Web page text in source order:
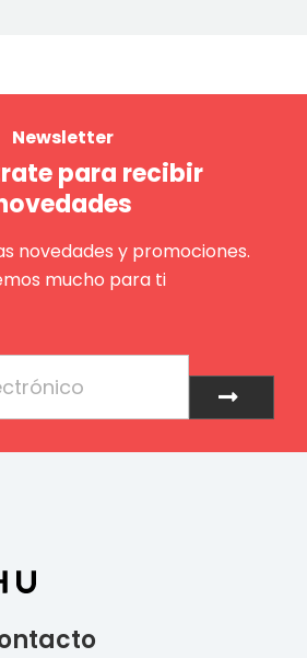
Newsletter
para recibir
novedades y promociones.
mucho para ti
Enviar